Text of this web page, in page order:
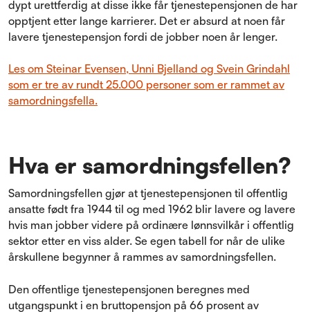
dypt urettferdig at disse ikke får tjenestepensjonen de har
opptjent etter lange karrierer. Det er absurd at noen får
lavere tjenestepensjon fordi de jobber noen år lenger.
Les om Steinar Evensen, Unni Bjelland og Svein Grindahl
som er tre av rundt 25.000 personer som er rammet av
samordningsfella.
Hva er samordningsfellen?
Samordningsfellen gjør at tjenestepensjonen til offentlig
ansatte født fra 1944 til og med 1962 blir lavere og lavere
hvis man jobber videre på ordinære lønnsvilkår i offentlig
sektor etter en viss alder. Se egen tabell for når de ulike
årskullene begynner å rammes av samordningsfellen.
Den offentlige tjenestepensjonen beregnes med
utgangspunkt i en bruttopensjon på 66 prosent av